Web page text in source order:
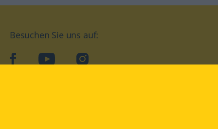
Besuchen Sie uns auf:
facebookYouTube Instagram